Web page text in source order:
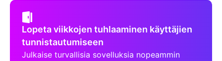
Lopeta viikkojen tuhlaaminen käyttäjien
tunnistautumiseen
Julkaise turvallisia sovelluksia nopeammin